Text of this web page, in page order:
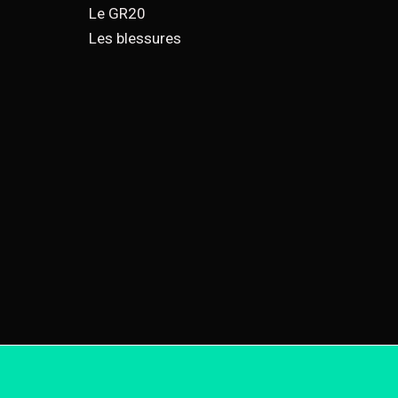
Le GR20
Les blessures